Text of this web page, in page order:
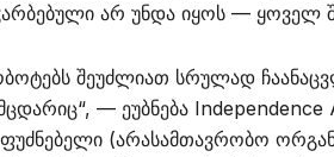
არ უნდა იყოს — ყოველ
შეუძლიათ სრულად
— ეუბნება Independence
(არასამთავრობო